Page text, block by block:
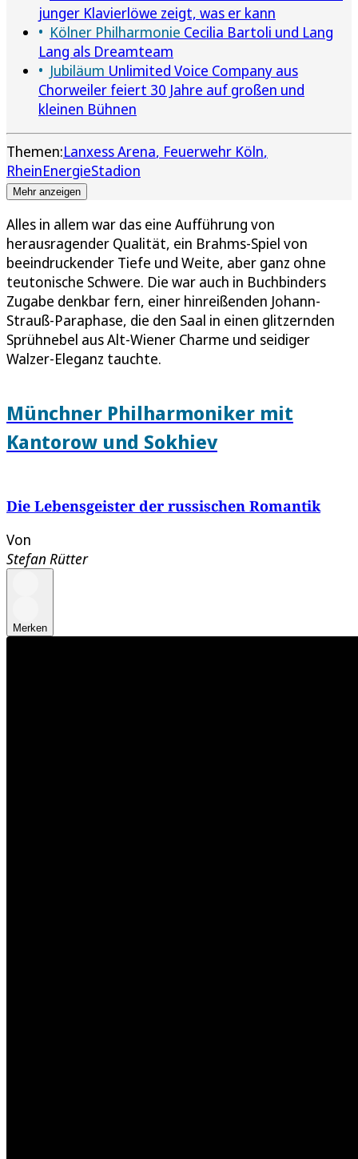
junger Klavierlöwe zeigt, was er kann
Kölner Philharmonie Cecilia Bartoli und Lang
Lang als Dreamteam
Jubiläum Unlimited Voice Company aus
Chorweiler feiert 30 Jahre auf großen und
kleinen Bühnen
Themen:Lanxess Arena Feuerwehr Köln
RheinEnergieStadion
Mehr anzeigen
Alles in allem war das eine Aufführung von
herausragender Qualität, ein Brahms-Spiel von
beeindruckender Tiefe und Weite, aber ganz ohne
teutonische Schwere. Die war auch in Buchbinders
Zugabe denkbar fern, einer hinreißenden Johann-
Strauß-Paraphase, die den Saal in einen glitzernden
Sprühnebel aus Alt-Wiener Charme und seidiger
Walzer-Eleganz tauchte.
Münchner Philharmoniker mit
Kantorow und Sokhiev
Die Lebensgeister der russischen Romantik
Von
Stefan Rütter
Merken